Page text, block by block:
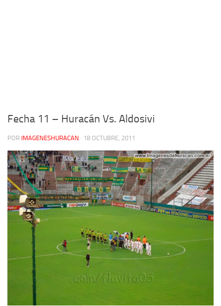
Fecha 11 – Huracán Vs. Aldosivi
POR IMAGENESHURACAN · 18 OCTUBRE, 2011